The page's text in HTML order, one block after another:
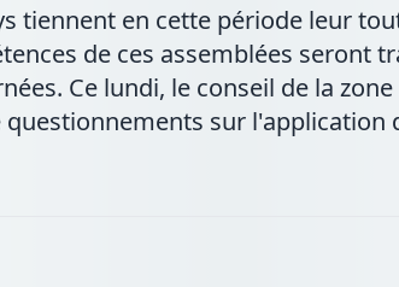
tiennent en cette période leur
de ces assemblées seront
Ce lundi, le conseil de la
questionnements sur l'application